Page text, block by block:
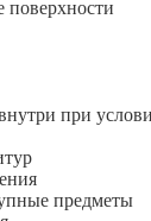
поверхности
при
предметы